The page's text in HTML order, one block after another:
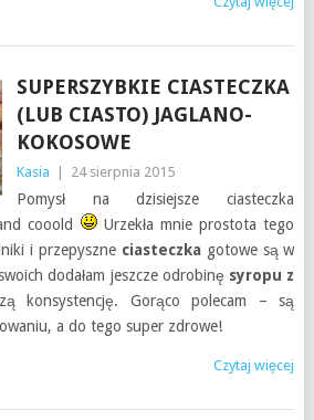
SUPERSZYBKIE CIASTECZKA
(LUB CIASTO) JAGLANO-
KOKOSOWE
Kasia 24 sierpnia 2015
Pomysł na dzisiejsze ciasteczka
cooold
Urzekła mnie prostota tego
i przepyszne ciasteczka gotowe są w
dodałam jeszcze odrobinę syropu z
konsystencję. Gorąco polecam – są
a do tego super zdrowe!
Czytaj więcej